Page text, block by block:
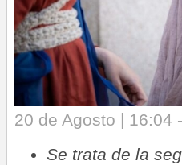
20 de Agosto | 16:04 -
Se trata de la